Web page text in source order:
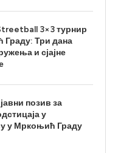
3×3 турнир
Три дана
и сјајне
позив за
у
у Мркоњић Граду